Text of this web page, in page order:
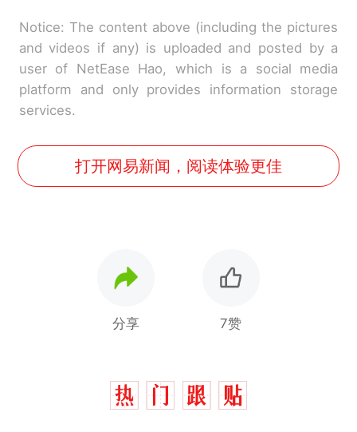
Notice: The content above (including the pictures
and videos if any) is uploaded and posted by a
user of NetEase Hao, which is a social media
platform and only provides information storage
services.
打开网易新闻，阅读体验更佳
分享 7赞